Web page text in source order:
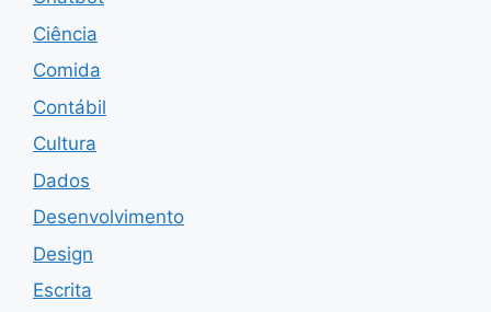
Ciência
Comida
Contábil
Cultura
Dados
Desenvolvimento
Design
Escrita